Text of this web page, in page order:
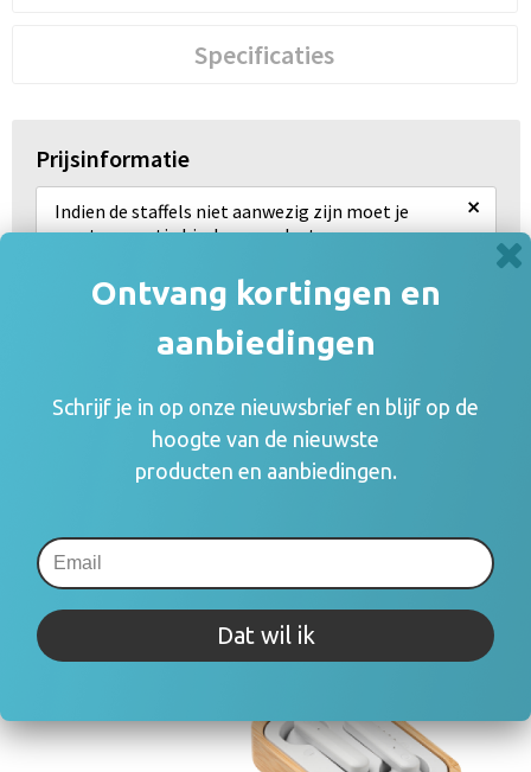
Specificaties
Prijsinformatie
Indien de staffels niet aanwezig zijn moet je
eerst een optie hierboven selecteren
×
Draai uw mobiel voor de Prijs informatie
Gerelateerde producten
Ontvang kortingen en
aanbiedingen
Schrijf je in op onze nieuwsbrief en blijf op de
hoogte van de nieuwste
producten en aanbiedingen.
Dat wil ik